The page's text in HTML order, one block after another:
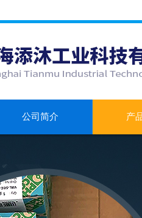
公司简介 产